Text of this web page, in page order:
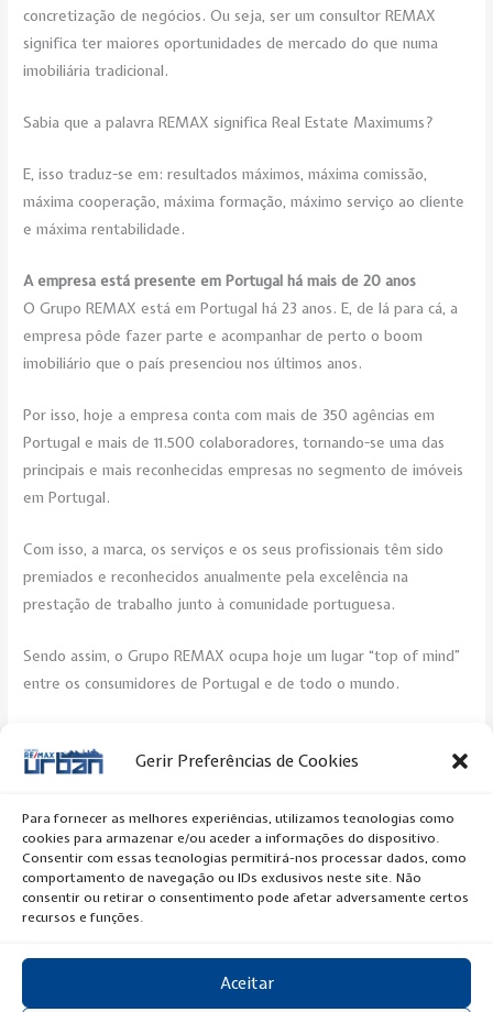
Gerir Preferências de Cookies
Para fornecer as melhores experiências, utilizamos tecnologias como
cookies para armazenar e/ou aceder a informações do dispositivo.
Consentir com essas tecnologias permitirá-nos processar dados, como
comportamento de navegação ou IDs exclusivos neste site. Não
consentir ou retirar o consentimento pode afetar adversamente certos
recursos e funções.
Aceitar
concretização de negócios. Ou seja, ser um consultor REMAX
significa ter maiores oportunidades de mercado do que numa
imobiliária tradicional.
Sabia que a palavra REMAX significa Real Estate Maximums?
E, isso traduz-se em: resultados máximos, máxima comissão,
máxima cooperação, máxima formação, máximo serviço ao cliente
e máxima rentabilidade.
A empresa está presente em Portugal há mais de 20 anos
O Grupo REMAX está em Portugal há 23 anos. E, de lá para cá, a
empresa pôde fazer parte e acompanhar de perto o boom
imobiliário que o país presenciou nos últimos anos.
Por isso, hoje a empresa conta com mais de 350 agências em
Portugal e mais de 11.500 colaboradores, tornando-se uma das
principais e mais reconhecidas empresas no segmento de imóveis
em Portugal.
Com isso, a marca, os serviços e os seus profissionais têm sido
premiados e reconhecidos anualmente pela excelência na
prestação de trabalho junto à comunidade portuguesa.
Sendo assim, o Grupo REMAX ocupa hoje um lugar “top of mind”
entre os consumidores de Portugal e de todo o mundo.
←Previous Artigo Next Artigo
Copyright © 2020 RE/MAX Urban